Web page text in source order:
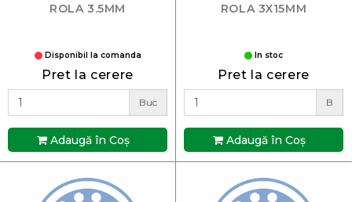
ROLA 3.5MM
Disponibil la comanda
Pret la cerere
Buc
Adaugă în Coş
ROLA 3X15MM
In stoc
Pret la cerere
B
Adaugă în Coş